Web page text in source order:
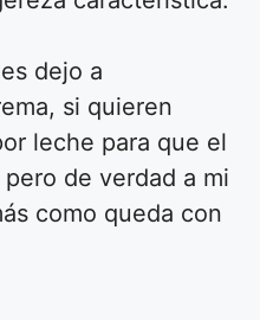
dejo a
si quieren
leche para que el
de verdad a mi
como queda con